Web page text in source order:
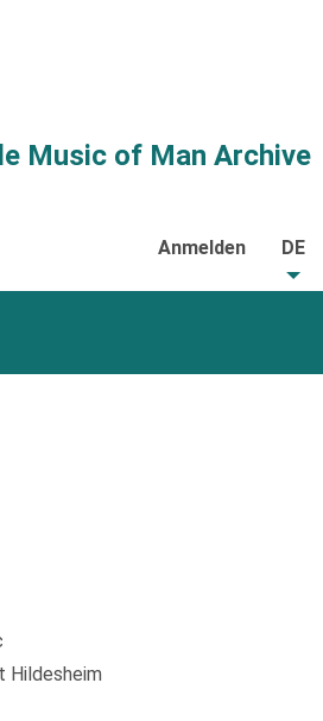
Music of Man Archive
Anmelden DE
Hildesheim